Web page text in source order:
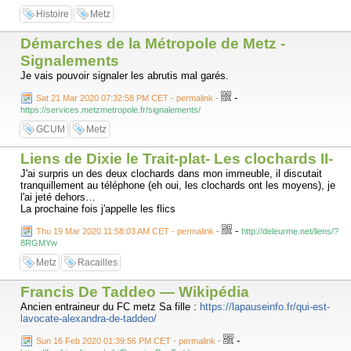
impasse Saint-Jean
place de Chambre
place Saint-Louis
place Coislin
place Jean-Paul-II
place du Quarteau
place Armand-Knecht (Carrefour City de la rue des Clercs)
place Saint-Étienne
cour du marché couvert
place d’Armes Jacques-François-Blondel
place Sainte-Croix
place des Paraiges
place Saint-Martin
place de la République
Esplanade
square Boufflers
place du Pont-à-Seille
Histoire Metz
Démarches de la Métropole de Metz -
Signalements
Je vais pouvoir signaler les abrutis mal garés.
Sat 21 Mar 2020 07:32:58 PM CET - permalink - -
https://services.metzmetropole.fr/signalements/
GCUM Metz
Liens de Dixie le Trait-plat- Les clochards II-
J'ai surpris un des deux clochards dans mon immeuble, il discutait
tranquillement au téléphone (eh oui, les clochards ont les moyens), je
l'ai jeté dehors…
La prochaine fois j'appelle les flics
Thu 19 Mar 2020 11:58:03 AM CET - permalink - - http://deleurme.net/liens/?
8RGMYw
Metz Racailles
Francis De Taddeo — Wikipédia
Ancien entraineur du FC metz Sa fille : https://lapauseinfo.fr/qui-est-
lavocate-alexandra-de-taddeo/
Sun 16 Feb 2020 01:39:56 PM CET - permalink - -